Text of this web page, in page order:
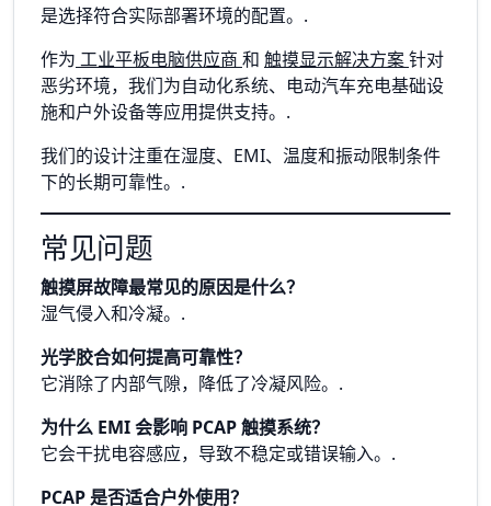
是选择符合实际部署环境的配置。.
作为 工业平板电脑供应商 和 触摸显示解决方案针对
恶劣环境，我们为自动化系统、电动汽车充电基础设
施和户外设备等应用提供支持。.
我们的设计注重在湿度、EMI、温度和振动限制条件
下的长期可靠性。.
常见问题
触摸屏故障最常见的原因是什么？
湿气侵入和冷凝。.
光学胶合如何提高可靠性？
它消除了内部气隙，降低了冷凝风险。.
为什么 EMI 会影响 PCAP 触摸系统？
它会干扰电容感应，导致不稳定或错误输入。.
PCAP 是否适合户外使用？